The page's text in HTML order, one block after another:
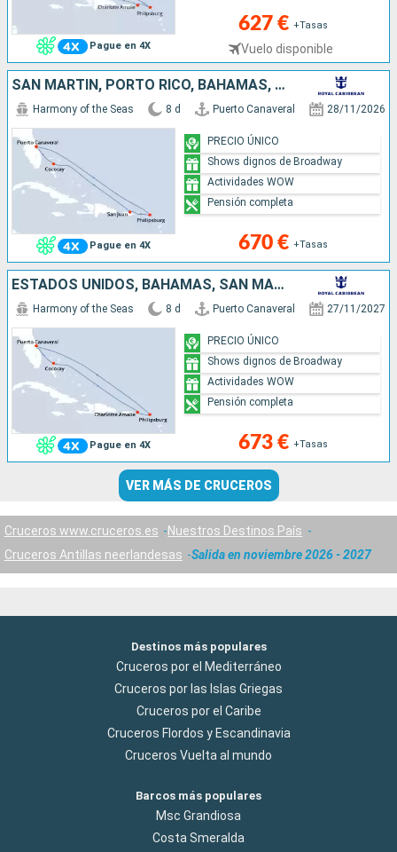
Pague en 4X
627 € +Tasas
Vuelo disponible
SAN MARTÍN, PORTO RICO, BAHAMAS, ESTADOS UNIDOS
Pague en 4X
Harmony of the Seas 8 d Puerto Canaveral 28/11/2026
670 € +Tasas
PRECIO ÚNICO
Shows dignos de Broadway
Actividades WOW
Pensión completa
ESTADOS UNIDOS, BAHAMAS, SAN MARTÍN
Pague en 4X
Harmony of the Seas 8 d Puerto Canaveral 27/11/2027
673 € +Tasas
PRECIO ÚNICO
Shows dignos de Broadway
Actividades WOW
Pensión completa
VER MÁS DE CRUCEROS
Cruceros www.cruceros.es
Nuestros Destinos País
Cruceros Antillas neerlandesas
Salida en noviembre 2026 - 2027
Destinos más populares
Cruceros por el Mediterráneo
Cruceros por las Islas Griegas
Cruceros por el Caribe
Cruceros Flordos y Escandinavia
Cruceros Vuelta al mundo
Barcos más populares
Msc Grandiosa
Costa Smeralda